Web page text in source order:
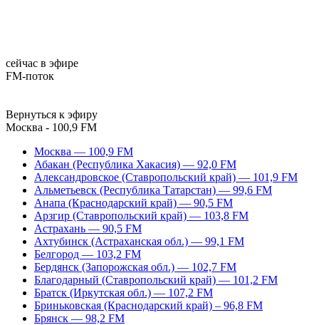
сейчас в эфире
FM-поток
Вернуться к эфиру
Москва - 100,9 FM
Москва — 100,9 FM
Абакан (Республика Хакасия) — 92,0 FM
Александровское (Ставропольский край) — 101,9 FM
Альметьевск (Республика Татарстан) — 99,6 FM
Анапа (Краснодарский край) — 90,5 FM
Арзгир (Ставропольский край) — 103,8 FM
Астрахань — 90,5 FM
Ахтубинск (Астраханская обл.) — 99,1 FM
Белгород — 103,2 FM
Бердянск (Запорожская обл.) — 102,7 FM
Благодарный (Ставропольский край) — 101,2 FM
Братск (Иркутская обл.) — 107,2 FM
Бриньковская (Краснодарский край) – 96,8 FM
Брянск — 98,2 FM